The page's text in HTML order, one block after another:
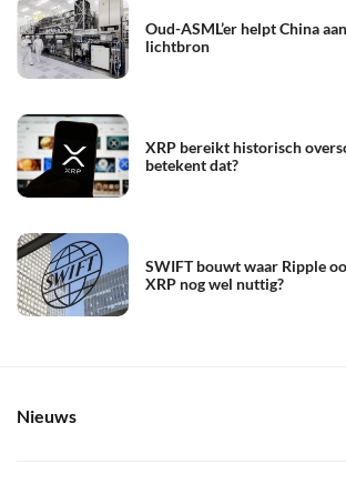
Oud-ASML’er helpt China
lichtbron
XRP bereikt historisch
betekent dat?
SWIFT bouwt waar Ripple
XRP nog wel nuttig?
Nieuws